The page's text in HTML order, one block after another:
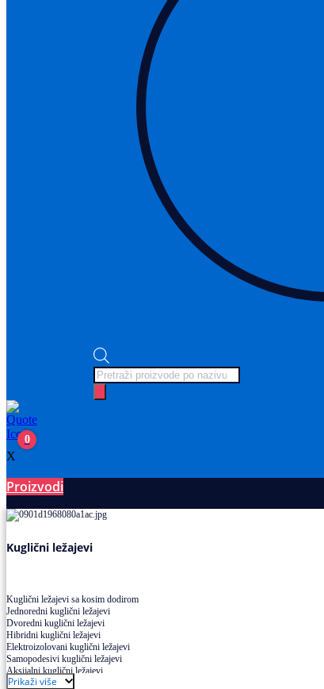
Products
search
0
X
Proizvodi
Kuglični ležajevi
Kuglični ležajevi sa kosim dodirom
Jednoredni kuglični ležajevi
Dvoredni kuglični ležajevi
Hibridni kuglični ležajevi
Elektroizolovani kuglični ležajevi
Samopodesivi kuglični ležajevi
Aksijalni kuglični ležajevi
Kuglični ležajevi od nerđajućeg čelika
Prikaži više